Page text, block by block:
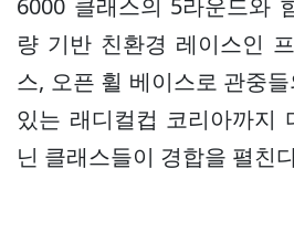
량 기반 친환경 레이스인
스, 오픈 휠 베이스로 관중
있는 래디컬컵 코리아까지
닌 클래스들이 경합을 펼친